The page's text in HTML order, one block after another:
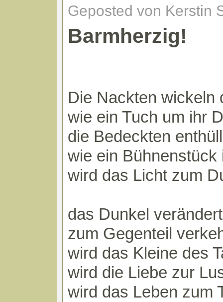
Geposted von Kerstin
Barmherzig!
Die Nackten wickeln
wie ein Tuch um ihr
die Bedeckten
wie ein Bühnenstück
wird das Licht zum
das Dunkel
zum Gegenteil
wird das Kleine des
wird die Liebe zur
wird das Leben zum